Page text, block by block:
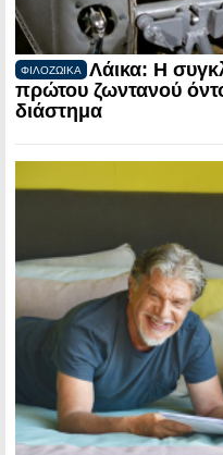
ΦΙΛΟΖΩΙΚΑ
Λάικα: Η
πρώτου ζωντανού
διάστημα